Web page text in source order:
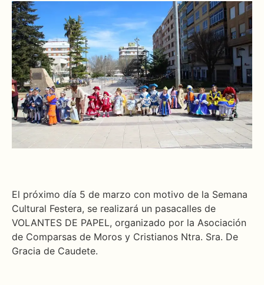
El próximo día 5 de marzo con motivo de la Semana
Cultural Festera, se realizará un pasacalles de
VOLANTES DE PAPEL, organizado por la Asociación
de Comparsas de Moros y Cristianos Ntra. Sra. De
Gracia de Caudete.